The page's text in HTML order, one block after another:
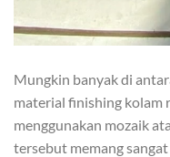
Mungkin banyak di
material finishing kolam
menggunakan mozaik
tersebut memang